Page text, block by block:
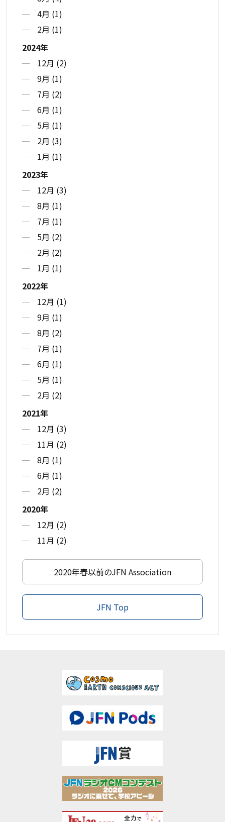
4月 (1)
2月 (1)
2024年
12月 (2)
9月 (1)
7月 (2)
6月 (1)
5月 (1)
2月 (3)
1月 (1)
2023年
12月 (3)
8月 (1)
7月 (1)
5月 (2)
2月 (2)
1月 (1)
2022年
12月 (1)
9月 (1)
8月 (2)
7月 (1)
6月 (1)
5月 (1)
2月 (2)
2021年
12月 (3)
11月 (2)
8月 (1)
6月 (1)
2月 (2)
2020年
12月 (2)
11月 (2)
2020年春以前のJFN Association
JFN Top